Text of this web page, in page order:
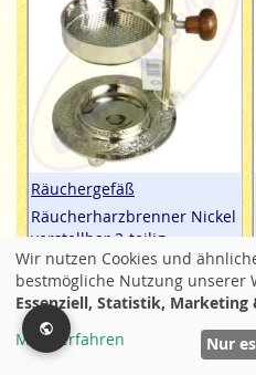
Räuchergefäß
Räucherharzbrenner Nickel
verstellbar 2-teilig
Inhalt: 1 Räuchergefäß
24,95 €
inkl. MwtSt / zzgl. Versand
Wir nutzen Cookies und
bestmögliche Nutzung unserer
Essenziell, Statistik, Marketing
Mehr erfahren
Nur